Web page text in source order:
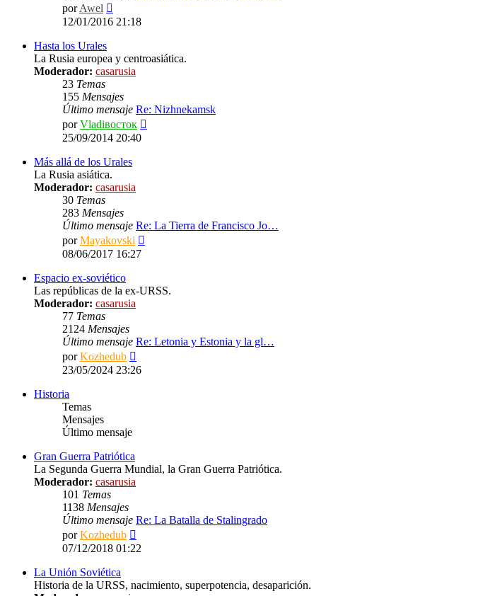
porAwel
último
12/01/2016 21:18
Hasta los Urales
La Rusia europea y centroasiática.
Moderador: casarusia
23 Temas
155 Mensajes
Último mensaje Re: Nizhnekamsk
porVladiвосток
25/09/2014 20:40
Más allá de los Urales
La Rusia asiática.
Moderador: casarusia
30 Temas
283 Mensajes
Último mensaje Re: La Tierra de Francisco Jo…
porMayakovski
08/06/2017 16:27
Espacio ex-soviético
Las repúblicas de la ex-URSS.
Moderador: casarusia
77 Temas
2124 Mensajes
Último mensaje Re: Letonia y Estonia y la gl…
porKozhedub
último
23/05/2024 23:26
Historia
Temas
Mensajes
Último mensaje
Gran Guerra Patriótica
La Segunda Guerra Mundial, la Gran Guerra Patriótica.
Moderador: casarusia
101 Temas
1138 Mensajes
Último mensaje Re: La Batalla de Stalingrado
porKozhedub
último
07/12/2018 01:22
La Unión Soviética
Historia de la URSS, nacimiento, superpotencia, desaparición.